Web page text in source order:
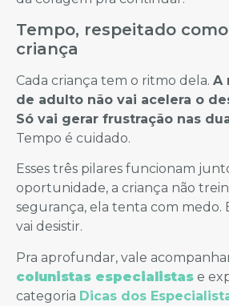
Tempo, respeitado
criança
Cada criança tem o ritmo dela. A
de adulto não vai acelera o
Só vai gerar frustração nas
Tempo é cuidado.
Esses três pilares funcionam
oportunidade, a criança não
segurança, ela tenta com medo.
vai desistir.
Pra aprofundar, vale
colunistas especialistas e
categoria Dicas dos